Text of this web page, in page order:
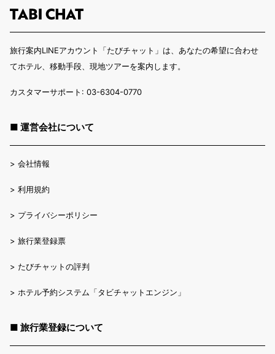
旅行案内LINEアカウント「たびチャット」は、あなたの希望に合わせ
てホテル、移動手段、現地ツアーを案内します。
カスタマーサポート: 03-6304-0770
■ 運営会社について
> 会社情報
> 利用規約
> プライバシーポリシー
> 旅行業登録票
> たびチャットの評判
> ホテル予約システム「タビチャットエンジン」
■ 旅行業登録について